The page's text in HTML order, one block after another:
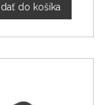
do košíka